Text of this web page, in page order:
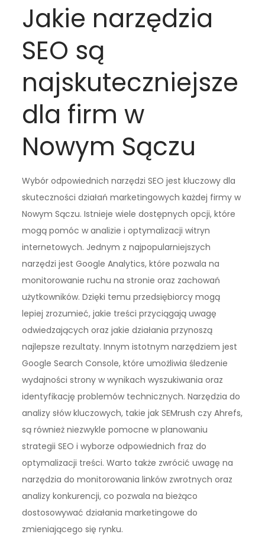
Jakie narzędzia
SEO są
najskuteczniejsze
dla firm w
Nowym Sączu
Wybór odpowiednich narzędzi SEO jest kluczowy dla
skuteczności działań marketingowych każdej firmy w
Nowym Sączu. Istnieje wiele dostępnych opcji, które
mogą pomóc w analizie i optymalizacji witryn
internetowych. Jednym z najpopularniejszych
narzędzi jest Google Analytics, które pozwala na
monitorowanie ruchu na stronie oraz zachowań
użytkowników. Dzięki temu przedsiębiorcy mogą
lepiej zrozumieć, jakie treści przyciągają uwagę
odwiedzających oraz jakie działania przynoszą
najlepsze rezultaty. Innym istotnym narzędziem jest
Google Search Console, które umożliwia śledzenie
wydajności strony w wynikach wyszukiwania oraz
identyfikację problemów technicznych. Narzędzia do
analizy słów kluczowych, takie jak SEMrush czy Ahrefs,
są również niezwykle pomocne w planowaniu
strategii SEO i wyborze odpowiednich fraz do
optymalizacji treści. Warto także zwrócić uwagę na
narzędzia do monitorowania linków zwrotnych oraz
analizy konkurencji, co pozwala na bieżąco
dostosowywać działania marketingowe do
zmieniającego się rynku.